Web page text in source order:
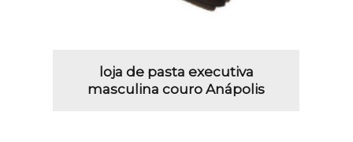
loja de pasta executiva
masculina couro Anápolis